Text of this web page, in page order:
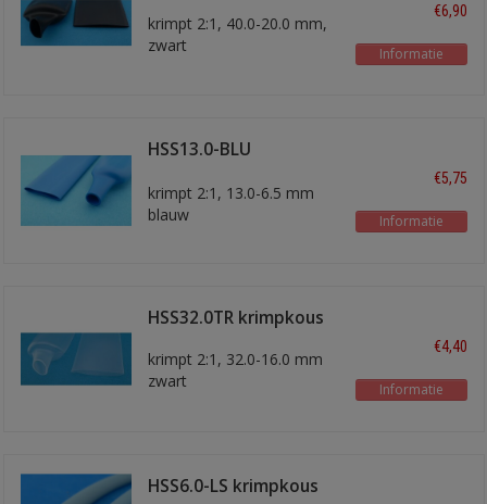
krimpt 2:1, 40.0-20.0 mm,
zwart
€6,90
Informatie
HSS13.0-BLU
krimpt 2:1, 13.0-6.5 mm
blauw
€5,75
Informatie
HSS32.0TR krimpkous
krimpt 2:1, 32.0-16.0 mm
zwart
€4,40
Informatie
HSS6.0-LS krimpkous